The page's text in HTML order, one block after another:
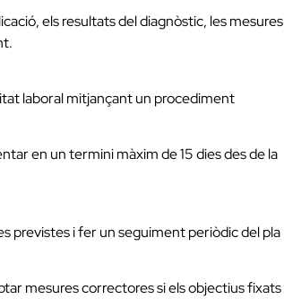
els resultats del diagnòstic, les mesures
laboral mitjançant un procediment
en un termini màxim de 15 dies des de la
previstes i fer un seguiment periòdic del pla
mesures correctores si els objectius fixats